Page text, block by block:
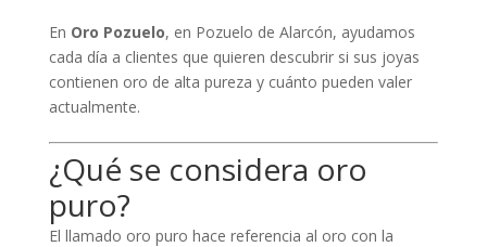
En Oro Pozuelo, en Pozuelo de Alarcón, ayudamos
cada día a clientes que quieren descubrir si sus joyas
contienen oro de alta pureza y cuánto pueden valer
actualmente.
¿Qué se considera oro
puro?
El llamado oro puro hace referencia al oro con la